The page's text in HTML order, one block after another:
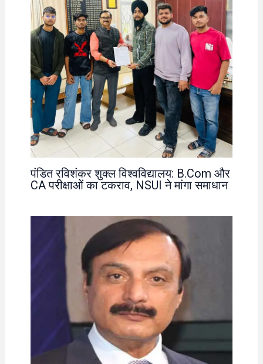
पंडित रविशंकर शुक्ल विश्वविद्यालय: B.Com और
CA परीक्षाओं का टकराव, NSUI ने मांगा समाधान